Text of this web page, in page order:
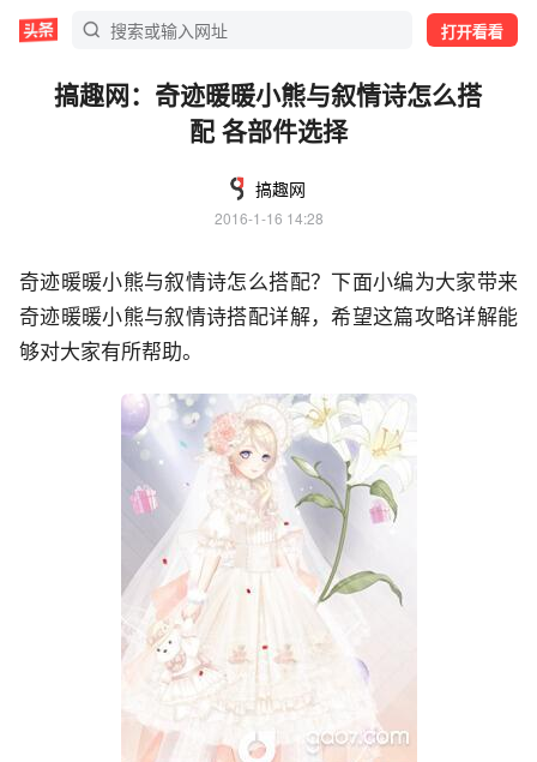
打开看看
搞趣网：奇迹暖暖小熊与叙情诗怎么搭
配 各部件选择
搞趣网
2016-1-16 14:28
奇迹暖暖小熊与叙情诗怎么搭配？下面小编为大家带来
奇迹暖暖小熊与叙情诗搭配详解，希望这篇攻略详解能
够对大家有所帮助。